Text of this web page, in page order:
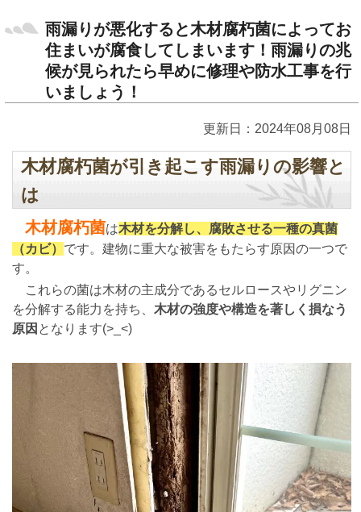
雨漏りが悪化すると木材腐朽菌によってお
住まいが腐食してしまいます！雨漏りの兆
候が見られたら早めに修理や防水工事を行
いましょう！
更新日：2024年08月08日
木材腐朽菌が引き起こす雨漏りの影響と
は
木材腐朽菌は木材を分解し、腐敗させる一種の真菌
（カビ） です。建物に重大な被害をもたらす原因の一つで
す。
これらの菌は木材の主成分であるセルロースやリグニン
を分解する能力を持ち、 木材の強度や構造を著しく損なう
原因 となります(>_<)